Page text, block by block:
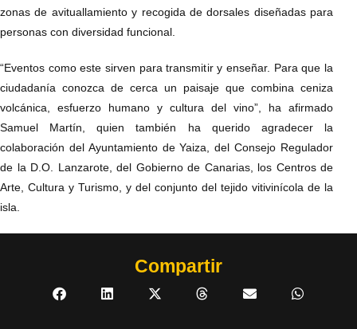
zonas de avituallamiento y recogida de dorsales diseñadas para
personas con diversidad funcional.
“Eventos como este sirven para transmitir y enseñar. Para que la
ciudadanía conozca de cerca un paisaje que combina ceniza
volcánica, esfuerzo humano y cultura del vino”, ha afirmado
Samuel Martín, quien también ha querido agradecer la
colaboración del Ayuntamiento de Yaiza, del Consejo Regulador
de la D.O. Lanzarote, del Gobierno de Canarias, los Centros de
Arte, Cultura y Turismo, y del conjunto del tejido vitivinícola de la
isla.
Compartir